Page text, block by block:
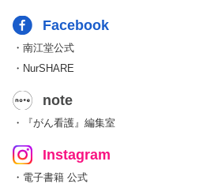
Facebook
・南江堂公式
・NurSHARE
note
・『がん看護』編集室
Instagram
・電子書籍 公式